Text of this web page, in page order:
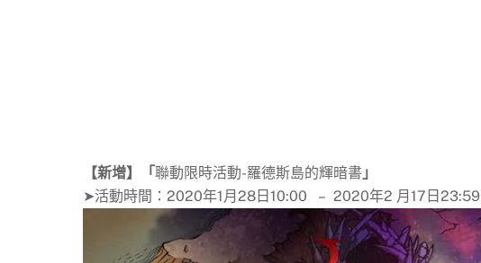
【新增】「聯動限時活動-羅德斯島的輝暗書 」
➤活動時間：2020年1月28日10:00 – 2020年2 月17日23:59